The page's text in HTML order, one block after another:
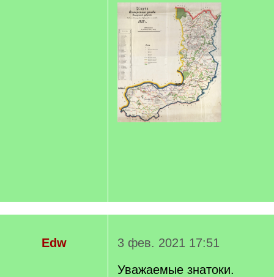
Edw
3 фев. 2021 17:51
Уважаемые знатоки.